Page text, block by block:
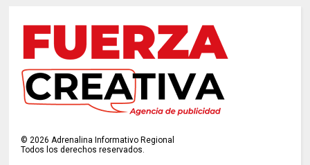
©2026 Adrenalina Informativo Regional
Todos los derechos reservados.